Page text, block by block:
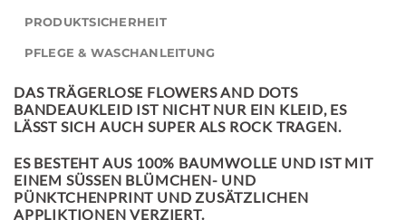
PRODUKTSICHERHEIT
PFLEGE & WASCHANLEITUNG
DAS TRÄGERLOSE FLOWERS AND DOTS
BANDEAUKLEID IST NICHT NUR EIN KLEID, ES
LÄSST SICH AUCH SUPER ALS ROCK TRAGEN.
ES BESTEHT AUS 100% BAUMWOLLE UND IST MIT
EINEM SÜSSEN BLÜMCHEN- UND P
ÜNKTCHENPRINT UND ZUSÄTZLICHEN A
PPLIKTIONEN VERZIERT.